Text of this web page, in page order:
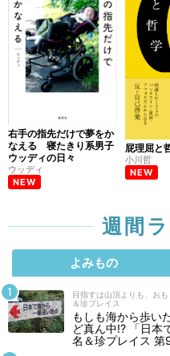
右手の指先だけで夢をか
なえる 寝たきり系男子
ウッディの日々
ウッディ
NEW
屁理屈と
小川哲
NEW
週間
よみもの
目指すは山頂よりも、お
＆珍プレイス
もしも海から歩い
ど真ん中!? 「日本
名＆珍プレイス 第9